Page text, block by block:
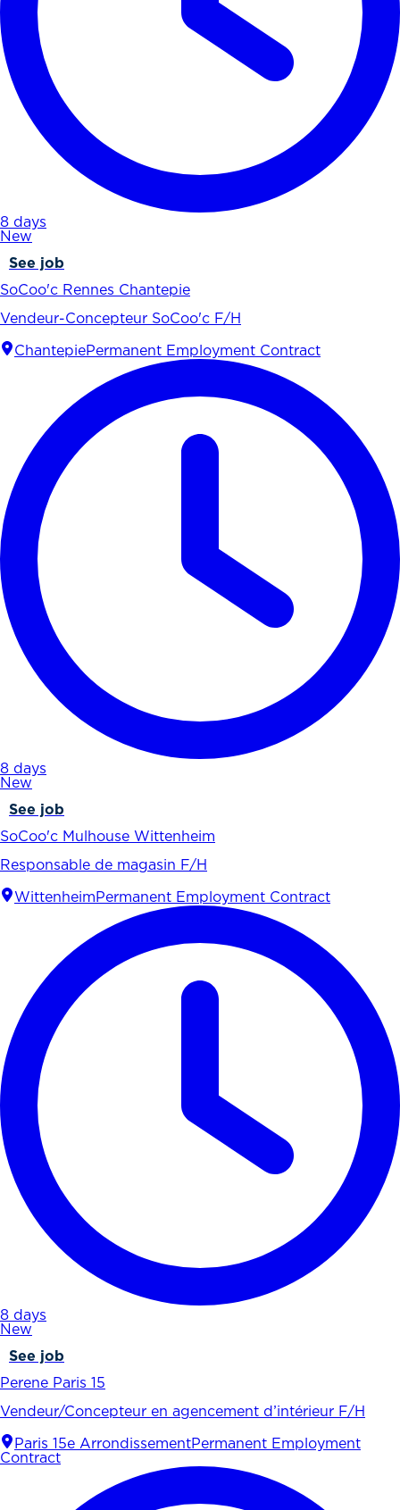
8 days
New
See job
SoCoo'c Rennes Chantepie
Vendeur-Concepteur SoCoo'c F/H
ChantepiePermanent Employment Contract
8 days
New
See job
SoCoo'c Mulhouse Wittenheim
Responsable de magasin F/H
Wittenheim Permanent Employment Contract
8 days
New
See job
Perene Paris 15
Vendeur/Concepteur en agencement d’intérieur F/H
Paris 15e ArrondissementPermanent Employment
Contract